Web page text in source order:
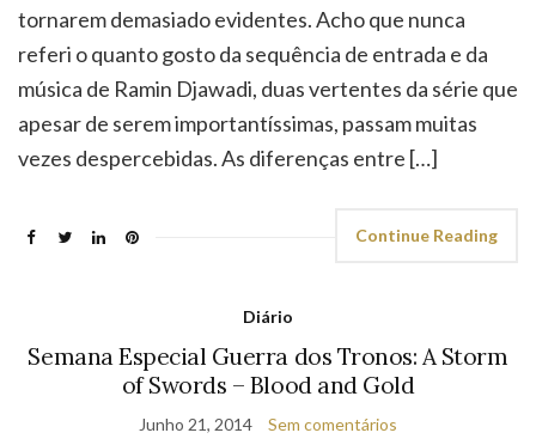
tornarem demasiado evidentes. Acho que nunca
referi o quanto gosto da sequência de entrada e da
música de Ramin Djawadi, duas vertentes da série que
apesar de serem importantíssimas, passam muitas
vezes despercebidas. As diferenças entre […]
Continue Reading
Diário
Semana Especial Guerra dos Tronos: A Storm
of Swords – Blood and Gold
Junho 21, 2014 Sem comentários